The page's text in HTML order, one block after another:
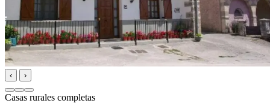
‹ ›
Casas rurales completas